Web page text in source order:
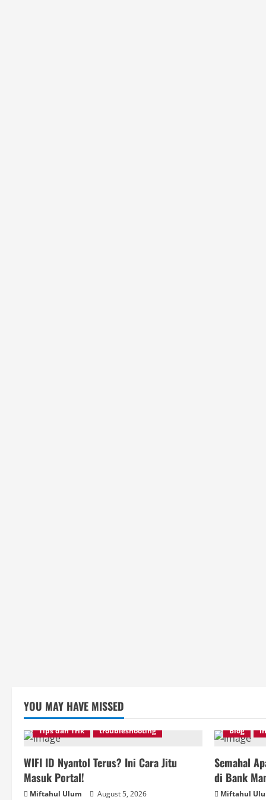
YOU MAY HAVE MISSED
Tips dan Trik troubleshooting
WIFI ID Nyantol Terus? Ini Cara Jitu
Masuk Portal!
Miftahul Ulum August 5, 2026
Blog
Semahal
di Bank
Miftahul